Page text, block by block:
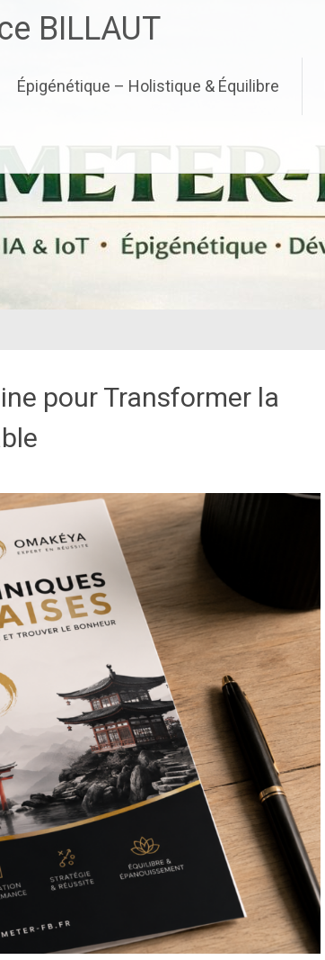
BILLAUT
Épigénétique – Holistique & Équilibre
pour Transformer la